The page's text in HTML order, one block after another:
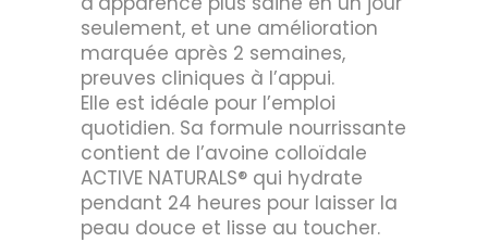
seulement, et une amélioration
marquée après 2 semaines,
preuves cliniques à l’appui.
Elle est idéale pour l’emploi
quotidien. Sa formule nourrissante
contient de l’avoine colloïdale
ACTIVE NATURALS® qui hydrate
pendant 24 heures pour laisser la
peau douce et lisse au toucher.